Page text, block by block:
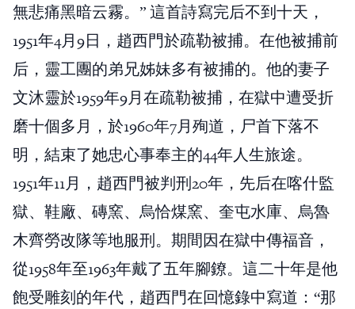
無悲痛黑暗云霧。” 這首詩寫完后不到十天，
1951年4月9日，趙西門於疏勒被捕。在他被捕前
后，靈工團的弟兄姊妹多有被捕的。他的妻子
文沐靈於1959年9月在疏勒被捕，在獄中遭受折
磨十個多月，於1960年7月殉道，尸首下落不
明，結束了她忠心事奉主的44年人生旅途。
1951年11月，趙西門被判刑20年，先后在喀什監
獄、鞋廠、磚窯、烏恰煤窯、奎屯水庫、烏魯
木齊勞改隊等地服刑。期間因在獄中傳福音，
從1958年至1963年戴了五年腳鐐。這二十年是他
飽受雕刻的年代，趙西門在回憶錄中寫道：“那